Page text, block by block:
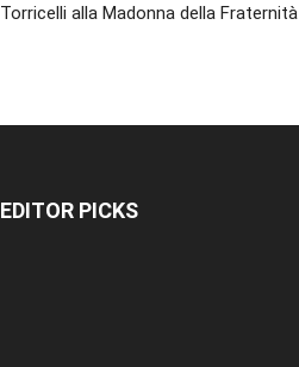
Torricelli alla Madonna della Fraternità
EDITOR PICKS